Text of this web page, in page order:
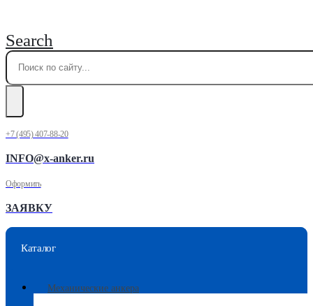
Search
+7 (495) 407-88-20
INFO@x-anker.ru
Оформить
ЗАЯВКУ
Каталог
Механические анкера